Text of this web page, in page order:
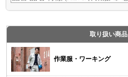
取り扱い商品
作業服・ワーキング